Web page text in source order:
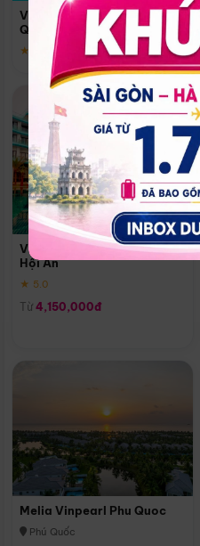
Vinpearl Resort & Spa Phu
Quoc
★ 5.0
Vinpearl Resort & Golf Nam
Hội An
★ 5.0
Từ 4,150,000đ
Melia Vinpearl Phu Quoc
Phú Quốc